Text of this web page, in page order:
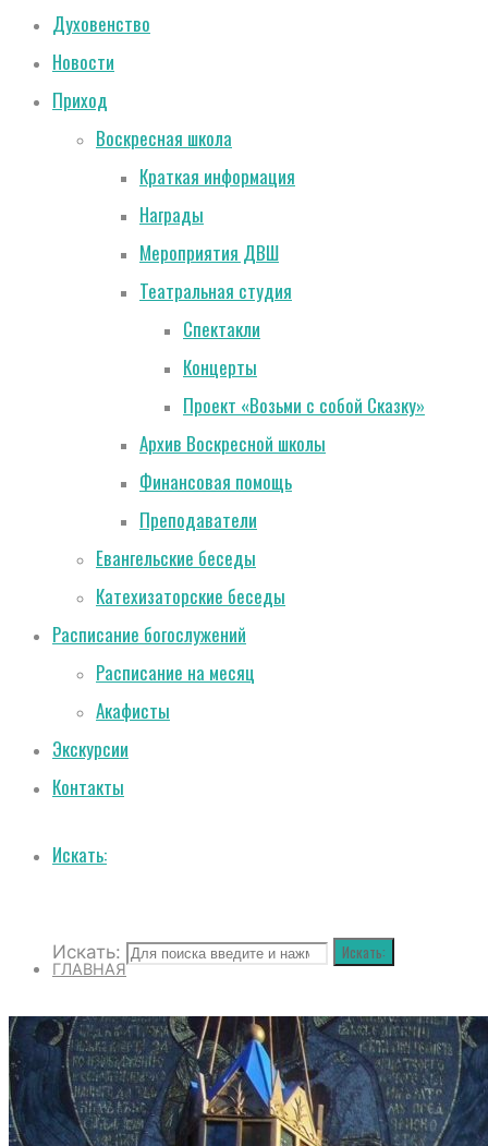
Духовенство
Новости
Приход
Воскресная школа
Краткая информация
Награды
Мероприятия ДВШ
Театральная студия
Спектакли
Концерты
Проект «Возьми с собой Сказку»
Архив Воскресной школы
Финансовая помощь
Преподаватели
Евангельские беседы
Катехизаторские беседы
Расписание богослужений
Расписание на месяц
Акафисты
Экскурсии
Контакты
Искать:
Искать: Искать:
ГЛАВНАЯ
О СОБОРЕ
ИСТОРИЯ СОБОРА